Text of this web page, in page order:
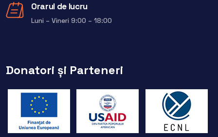
Orarul de lucru
Luni – Vineri 9:00 – 18:00
Donatori și Parteneri